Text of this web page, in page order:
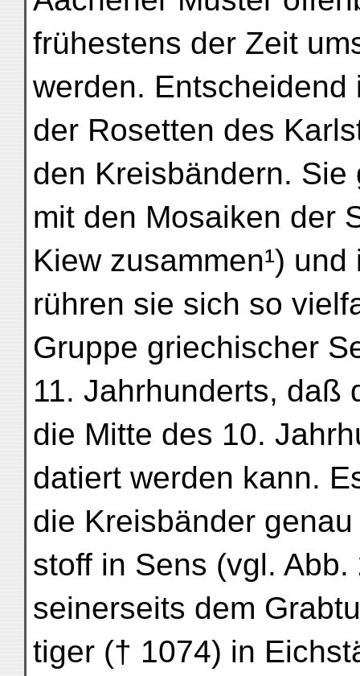
frühestens der Zeit
werden.
der Rosetten des
den Kreisbändern.
mit den Mosaiken der
Kiew zusammen¹)
rühren sie sich so
Gruppe griechischer
11. Jahrhunderts, daß
die Mitte des 10.
datiert werden kann.
die Kreisbänder
stoff in Sens (vgl.
seinerseits dem
tiger († 1074) in